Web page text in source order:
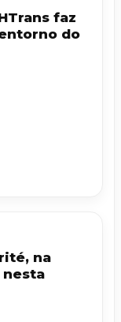
faz
do
na
nesta